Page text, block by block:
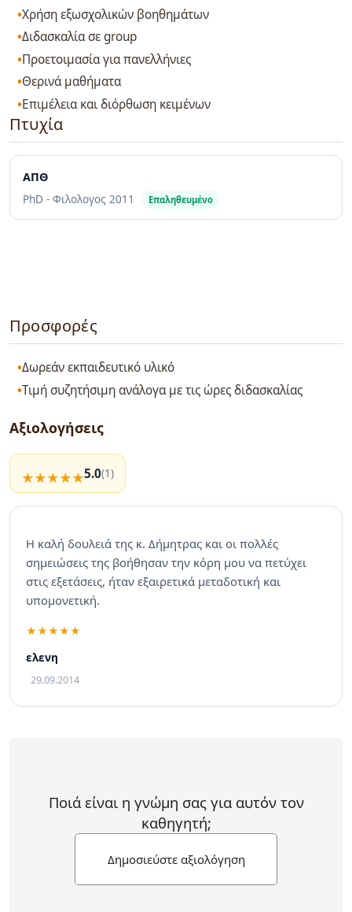
Χρήση εξωσχολικών βοηθημάτων
Διδασκαλία σε group
Προετοιμασία για πανελλήνιες
Θερινά μαθήματα
Επιμέλεια και διόρθωση κειμένων
Πτυχία
ΑΠΘ
PhD - Φιλολογος 2011 Επαληθευμένο
Προσφορές
Δωρεάν εκπαιδευτικό υλικό
Τιμή συζητήσιμη ανάλογα με τις ώρες διδασκαλίας
Αξιολογήσεις
5.0(1)
Η καλή δουλειά της κ. Δήμητρας και οι πολλές
σημειώσεις της βοήθησαν την κόρη μου να πετύχει
στις εξετάσεις, ήταν εξαιρετικά μεταδοτική και
υπομονετική.
ελενη
29.09.2014
Ποιά είναι η γνώμη σας για αυτόν τον
καθηγητή;
Δημοσιεύστε αξιολόγηση